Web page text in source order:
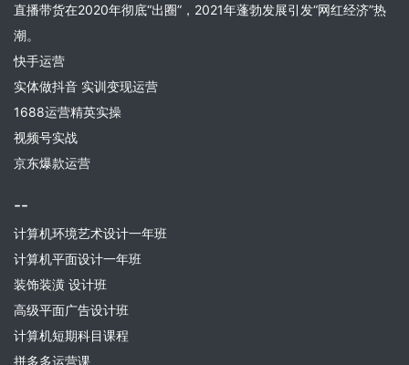
直播带货在2020年彻底“出圈”，2021年蓬勃发展引发“网红经济”热
潮。
快手运营
实体做抖音 实训变现运营
1688运营精英实操
视频号实战
京东爆款运营
--
计算机环境艺术设计一年班
计算机平面设计一年班
装饰装潢 设计班
高级平面广告设计班
计算机短期科目课程
拼多多运营课